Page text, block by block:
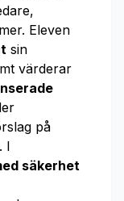
Eleven
sin
värderar
på
I
säkerhet